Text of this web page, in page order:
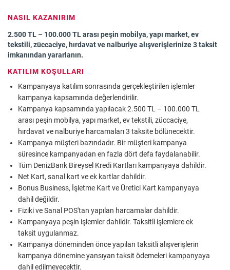
NASIL KAZANIRIM
2.500 TL – 100.000 TL arası peşin mobilya, yapı market, ev
tekstili, züccaciye, hırdavat ve nalburiye alışverişlerinize 3 taksit
imkanından yararlanın.
KATILIM KOŞULLARI
Kampanyaya katılım sonrasında gerçekleştirilen işlemler
kampanya kapsamında değerlendirilir.
Kampanya kapsamında yapılacak 2.500 TL – 100.000 TL
arası peşin mobilya, yapı market, ev tekstili, züccaciye,
hırdavat ve nalburiye harcamaları 3 taksite bölünecektir.
Kampanya müşteri bazındadır. Bir müşteri kampanya
süresince kampanyadan en fazla dört defa faydalanabilir.
Tüm DenizBank Bireysel Kredi Kartları kampanyaya dahildir.
Net Kart, sanal kart ve ek kartlar dahildir.
Bonus Business, İşletme Kart ve Üretici Kart kampanyaya
dahil değildir.
Fiziki ve Sanal POS'tan yapılan harcamalar dahildir.
Kampanyaya peşin işlemler dahildir. Taksitli işlemlere ek
taksit uygulanmaz.
Kampanya döneminden önce yapılan taksitli alışverişlerin
kampanya dönemine yansıyan taksit ödemeleri kampanyaya
dahil edilmeyecektir.